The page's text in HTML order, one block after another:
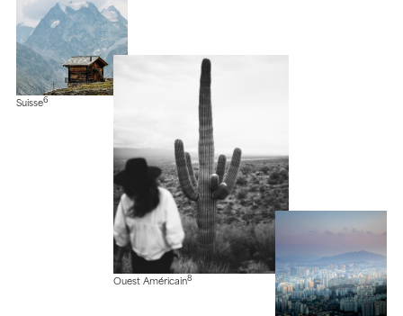
Suisse6
Ouest Américain8